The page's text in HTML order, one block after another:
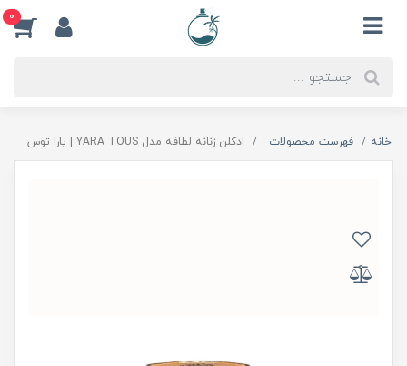
0
خانه فهرست محصولات ادكلن زنانه لطافه مدل YARA TOUS | يارا توس